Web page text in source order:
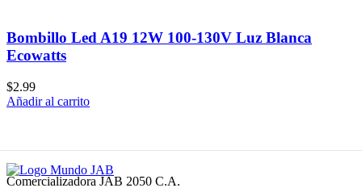
Bombillo Led A19 12W 100-130V Luz Blanca
Ecowatts
$2.99
Añadir al carrito
Comercializadora JAB 2050 C.A.